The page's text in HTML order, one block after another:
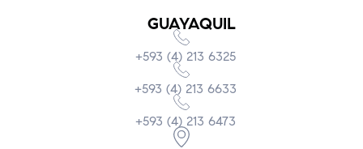
GUAYAQUIL
+593 (4) 213 6325
+593 (4) 213 6633
+593 (4) 213 6473